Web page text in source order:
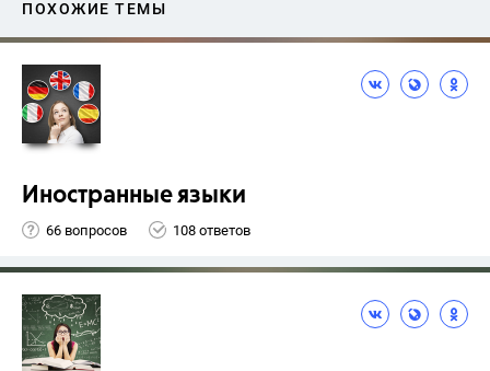
ПОХОЖИЕ ТЕМЫ
Иностранные языки
66 вопросов 108 ответов